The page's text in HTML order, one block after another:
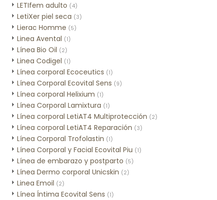
LETIfem adulto (4)
LetiXer piel seca (3)
Lierac Homme (5)
Linea Avental (1)
Línea Bio Oil (2)
Linea Codigel (1)
Línea corporal Ecoceutics (1)
Línea Corporal Ecovital Sens (9)
Línea corporal Helixium (1)
Línea Corporal Lamixtura (1)
Línea corporal LetiAT4 Multiprotección (2)
Línea corporal LetiAT4 Reparación (3)
Línea Corporal Trofolastin (1)
Línea Corporal y Facial Ecovital Piu (1)
Línea de embarazo y postparto (5)
Línea Dermo corporal Unicskin (2)
Linea Emoil (2)
Línea Íntima Ecovital Sens (1)